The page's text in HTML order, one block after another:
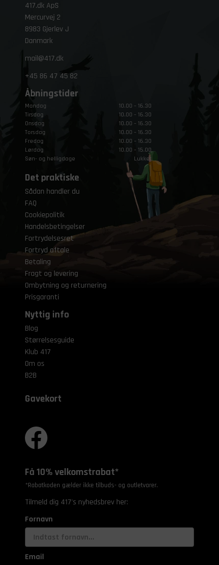
417.dk ApS
Mercurvej 2
8983 Gjerlev J
Danmark
mail@417.dk
+45 86 47 45 82
Åbningstider
Mandag
10.00 – 16.30
Tirsdag
10.00 – 16.30
Onsdag
10.00 – 16.30
Torsdag
10.00 – 16.30
Fredag
10.00 – 16.30
Lørdag
10.00 – 15.00
Søn- og helligdage
Lukket
Det praktiske
Sådan handler du
FAQ
Cookiepolitik
Handelsbetingelser
Fortrydelsesret
Fortryd aftale
Betaling
Fragt og levering
Ombytning og returnering
Prisgaranti
Nyttig info
Blog
Størrelsesguide
Klub 417
Om os
B2B
Gavekort
Få 10% velkomstrabat*
*Rabatkoden gælder ikke tilbuds- og outletvarer.
Tilmeld dig 417's nyhedsbrev her:
Fornavn
Email